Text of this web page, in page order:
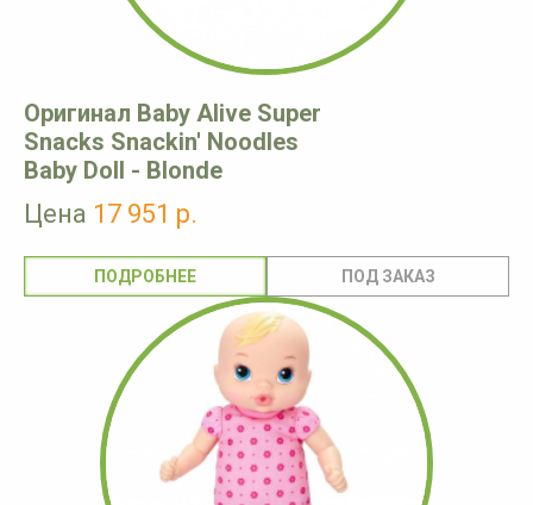
Оригинал Baby Alive Super
Snacks Snackin' Noodles
Baby Doll - Blonde
Цена 17 951 р.
ПОДРОБНЕЕ